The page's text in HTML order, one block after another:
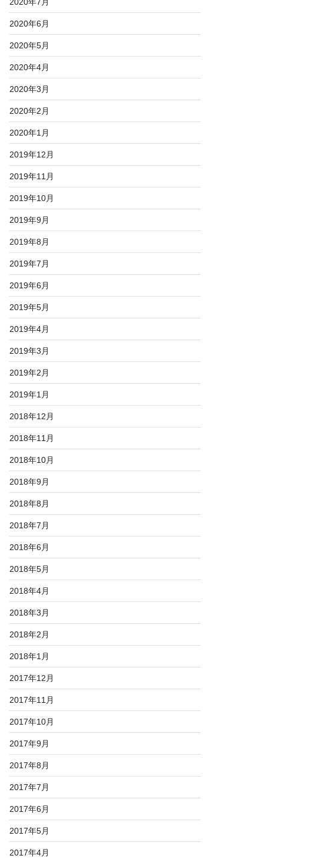
2020年6月
2020年5月
2020年4月
2020年3月
2020年2月
2020年1月
2019年12月
2019年11月
2019年10月
2019年9月
2019年8月
2019年7月
2019年6月
2019年5月
2019年4月
2019年3月
2019年2月
2019年1月
2018年12月
2018年11月
2018年10月
2018年9月
2018年8月
2018年7月
2018年6月
2018年5月
2018年4月
2018年3月
2018年2月
2018年1月
2017年12月
2017年11月
2017年10月
2017年9月
2017年8月
2017年7月
2017年6月
2017年5月
2017年4月